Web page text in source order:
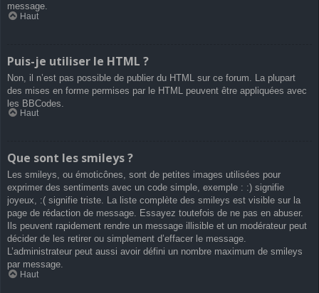
message.
Haut
Puis-je utiliser le HTML ?
Non, il n’est pas possible de publier du HTML sur ce forum. La plupart
des mises en forme permises par le HTML peuvent être appliquées avec
les BBCodes.
Haut
Que sont les smileys ?
Les smileys, ou émoticônes, sont de petites images utilisées pour
exprimer des sentiments avec un code simple, exemple : :) signifie
joyeux, :( signifie triste. La liste complète des smileys est visible sur la
page de rédaction de message. Essayez toutefois de ne pas en abuser.
Ils peuvent rapidement rendre un message illisible et un modérateur peut
décider de les retirer ou simplement d’effacer le message.
L’administrateur peut aussi avoir défini un nombre maximum de smileys
par message.
Haut